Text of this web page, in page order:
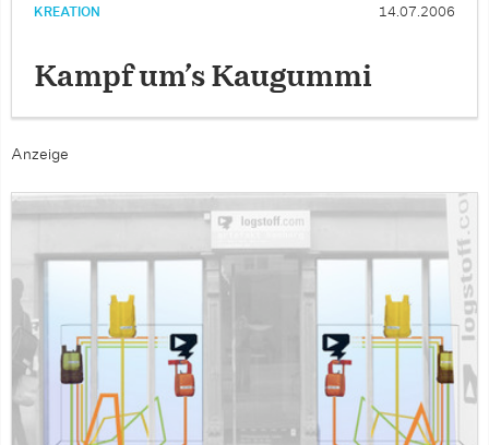
KREATION 14.07.2006
Kampf um’s Kaugummi
Anzeige